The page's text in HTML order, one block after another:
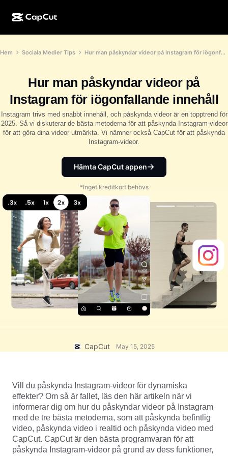
CapCut för dator
CapCut på webben
CapCut Pad
CapCut i mobilen
Dreamina AI
AI-kreation
AI-videogenerator
AI-bildgenerator
AI-bildförbättrare
Dreamina Seedance 2.5
Nano Banana Pro
Gemini Omni
Text och ljud
Automatiska undertexter
Undertextmallar
Förbättra röst
Reducera brus
Bild
Funktioner
Videoredigerare och -generator
Bildredigerare och -generator
Röstgenerator och -redigerare
Användningsfall
Sociala medier
Marknadsföring
Livsstil och vloggar
Anpassad design
Mer
Marknadstrender
Toppval
Trender och tips för mallar
Mer
Mallar för sociala medier
Högtidsmallar
Mer
Jubileumsmallar
Effektmallar
Affärsmallar
Branschmallar
Sammanfattningsmallar
Om
Initiativ
Affiliates
Kreativt partnerprogram
CapCuts kreativa campus
Hjälp
Förtroendecenter
Hjälpcenter
Nyhetsrum
Om CapCuts användningsvillkor
Dreamina Seedance 2.0 Launch
Öppna CapCut
Hem Sociala Medier Tips Hur man påskyndar videor på Instagram för iögonfallande innehåll
Hur man påskyndar videor på
Instagram för iögonfallande innehåll
Instagram trivs med snabbt innehåll, och påskynda videor är en topptrend för
2025. Så vi diskuterar de bästa metoderna för att påskynda Instagram-videor
för att göra dina videor utmärkta. Vi nämner också CapCut för att påskynda
Instagram-videor.
Hämta CapCut appen
*Inget kreditkort behövs
CapCut May 15, 2025
Vill du påskynda Instagram-videor för dynamiska
effekter? Om så är fallet, läs den här artikeln när vi
informerar dig om hur du påskyndar videor på Instagram
med de tre bästa metoderna, som att påskynda befintlig
video, påskynda video i realtid och påskynda video med
CapCut. CapCut är den bästa programvaran för att
påskynda Instagram-videor på grund av dess funktioner,